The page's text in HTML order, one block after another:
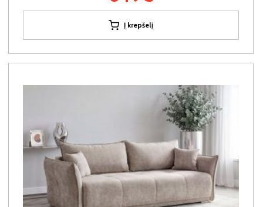
Į krepšelį